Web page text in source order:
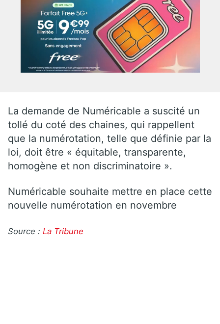
La demande de Numéricable a suscité un
tollé du coté des chaines, qui rappellent
que la numérotation, telle que définie par la
loi, doit être « équitable, transparente,
homogène et non discriminatoire ».
Numéricable souhaite mettre en place cette
nouvelle numérotation en novembre
Source : La Tribune